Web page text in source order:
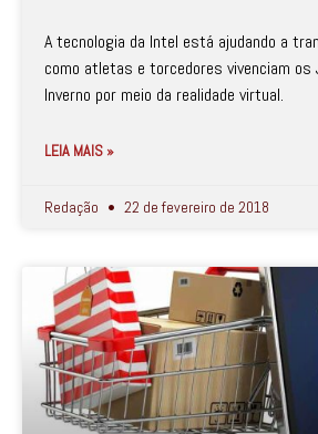
A tecnologia da Intel está ajudando a
como atletas e torcedores vivenciam os
Inverno por meio da realidade virtual.
LEIA MAIS »
Redação 22 de fevereiro de 2018